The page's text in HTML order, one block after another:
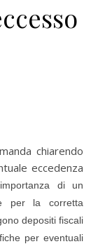
chiarendo
eccedenza
di un
per la corretta
depositi fiscali
per eventuali